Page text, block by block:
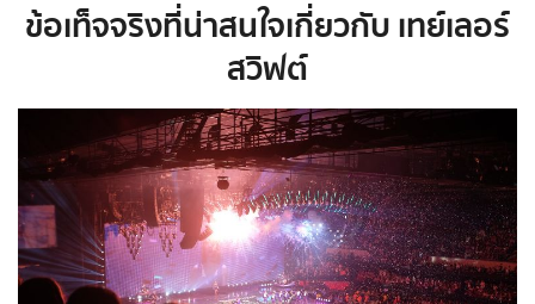
ข้อเท็จจริงที่น่าสนใจเกี่ยวกับ เทย์เลอร์
สวิฟต์